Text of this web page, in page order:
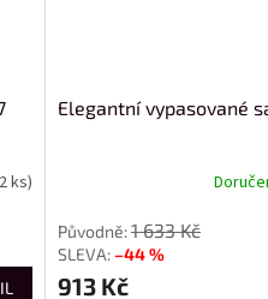
ks)
Elegantní vypasované
1 633 Kč
–44 %
913 Kč